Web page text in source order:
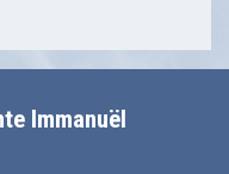
Immanuël